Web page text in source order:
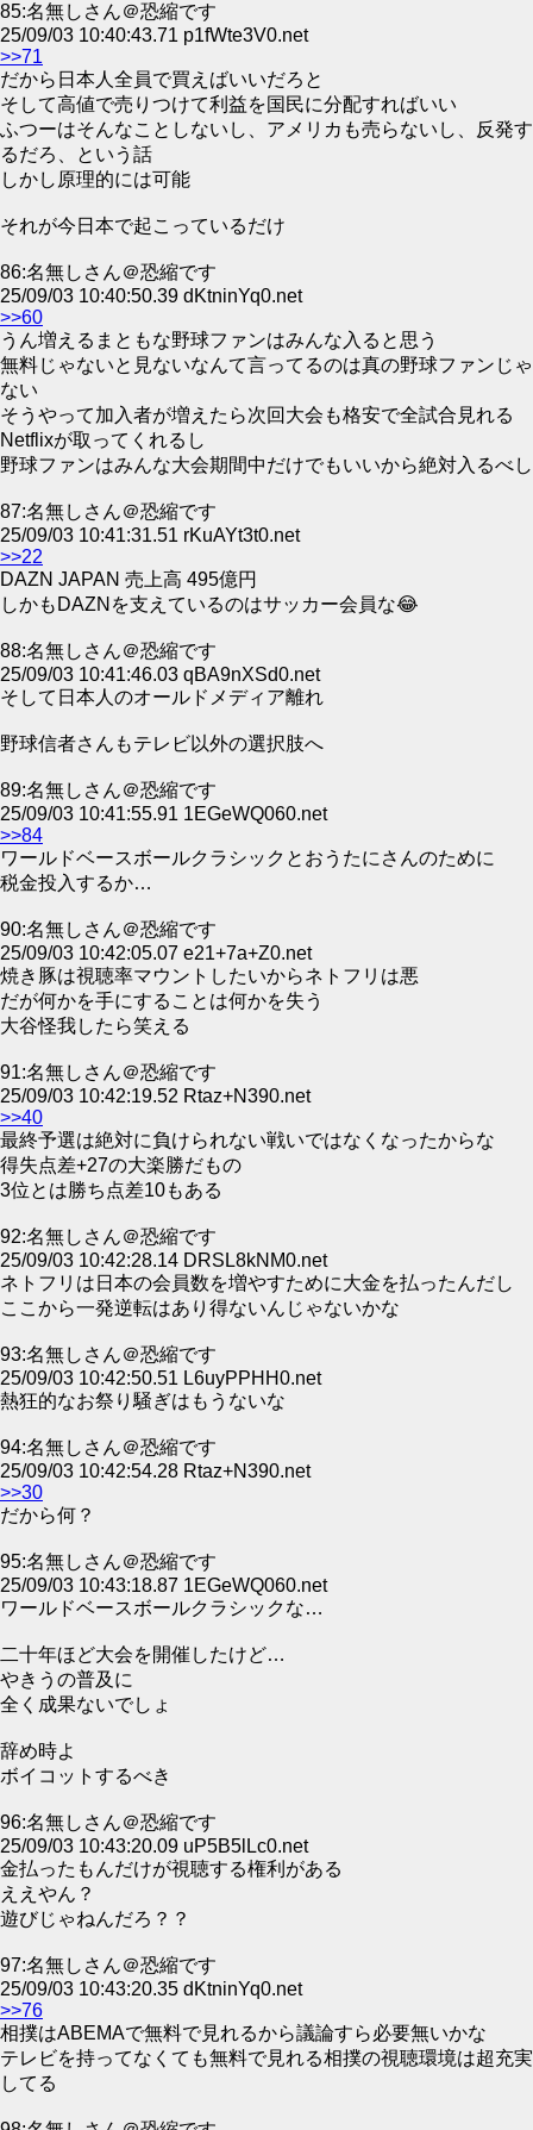
85:名無しさん＠恐縮です
25/09/03 10:40:43.71 p1fWte3V0.net
>>71
だから日本人全員で買えばいいだろと
そして高値で売りつけて利益を国民に分配すればいい
ふつーはそんなことしないし、アメリカも売らないし、反発す
るだろ、という話
しかし原理的には可能
それが今日本で起こっているだけ
86:名無しさん＠恐縮です
25/09/03 10:40:50.39 dKtninYq0.net
>>60
うん増えるまともな野球ファンはみんな入ると思う
無料じゃないと見ないなんて言ってるのは真の野球ファンじゃ
ない
そうやって加入者が増えたら次回大会も格安で全試合見れる
Netflixが取ってくれるし
野球ファンはみんな大会期間中だけでもいいから絶対入るべし
87:名無しさん＠恐縮です
25/09/03 10:41:31.51 rKuAYt3t0.net
>>22
DAZN JAPAN 売上高 495億円
しかもDAZNを支えているのはサッカー会員な😂
88:名無しさん＠恐縮です
25/09/03 10:41:46.03 qBA9nXSd0.net
そして日本人のオールドメディア離れ
野球信者さんもテレビ以外の選択肢へ
89:名無しさん＠恐縮です
25/09/03 10:41:55.91 1EGeWQ060.net
>>84
ワールドベースボールクラシックとおうたにさんのために
税金投入するか…
90:名無しさん＠恐縮です
25/09/03 10:42:05.07 e21+7a+Z0.net
焼き豚は視聴率マウントしたいからネトフリは悪
だが何かを手にすることは何かを失う
大谷怪我したら笑える
91:名無しさん＠恐縮です
25/09/03 10:42:19.52 Rtaz+N390.net
>>40
最終予選は絶対に負けられない戦いではなくなったからな
得失点差+27の大楽勝だもの
3位とは勝ち点差10もある
92:名無しさん＠恐縮です
25/09/03 10:42:28.14 DRSL8kNM0.net
ネトフリは日本の会員数を増やすために大金を払ったんだし
ここから一発逆転はあり得ないんじゃないかな
93:名無しさん＠恐縮です
25/09/03 10:42:50.51 L6uyPPHH0.net
熱狂的なお祭り騒ぎはもうないな
94:名無しさん＠恐縮です
25/09/03 10:42:54.28 Rtaz+N390.net
>>30
だから何？
95:名無しさん＠恐縮です
25/09/03 10:43:18.87 1EGeWQ060.net
ワールドベースボールクラシックな…
二十年ほど大会を開催したけど…
やきうの普及に
全く成果ないでしょ
辞め時よ
ボイコットするべき
96:名無しさん＠恐縮です
25/09/03 10:43:20.09 uP5B5lLc0.net
金払ったもんだけが視聴する権利がある
ええやん？
遊びじゃねんだろ？？
97:名無しさん＠恐縮です
25/09/03 10:43:20.35 dKtninYq0.net
>>76
相撲はABEMAで無料で見れるから議論すら必要無いかな
テレビを持ってなくても無料で見れる相撲の視聴環境は超充実
してる